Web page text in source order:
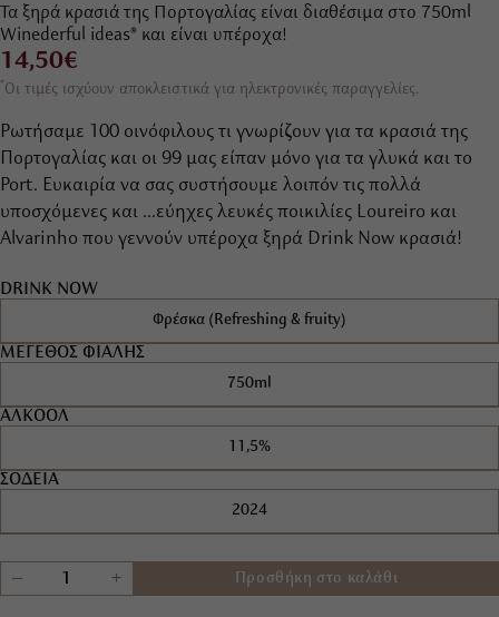
Τα ξηρά κρασιά της Πορτογαλίας είναι διαθέσιμα στο 750ml
Winederful ideas® και είναι υπέροχα!
14,50€
*Οι τιμές ισχύουν αποκλειστικά για ηλεκτρονικές παραγγελίες.
Ρωτήσαμε 100 οινόφιλους τι γνωρίζουν για τα κρασιά της
Πορτογαλίας και οι 99 μας είπαν μόνο για τα γλυκά και το
Port. Ευκαιρία να σας συστήσουμε λοιπόν τις πολλά
υποσχόμενες και ...εύηχες λευκές ποικιλίες Loureiro και
Alvarinho που γεννούν υπέροχα ξηρά Drink Now κρασιά!
DRINK NOW
Φρέσκα (Refreshing & fruity)
ΜΕΓΕΘΟΣ ΦΙΑΛΗΣ
750ml
ΑΛΚΟΟΛ
11,5%
ΣΟΔΕΙΑ
2024
− + Προσθήκη στο καλάθι